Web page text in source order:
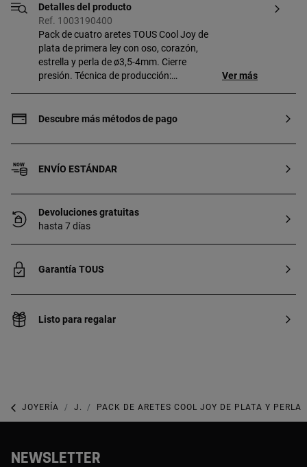
Detalles del producto
Ref. 1003190400
Pack de cuatro aretes TOUS Cool Joy de
plata de primera ley con oso, corazón,
estrella y perla de ø3,5-4mm. Cierre
presión. Técnica de producción:
Ver más
Descubre más métodos de pago
ENVÍO ESTÁNDAR
Devoluciones gratuitas
hasta 7 días
Garantía TOUS
Listo para regalar
JOYERÍA JOYAS BAÑADAS DE ORO PACK DE ARETES COOL JOY DE PLATA Y PERLA
NEWSLETTER